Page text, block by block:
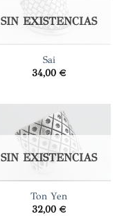
SIN EXISTENCIAS
Sai
34,00 €
SIN EXISTENCIAS
Ton Yen
32,00 €